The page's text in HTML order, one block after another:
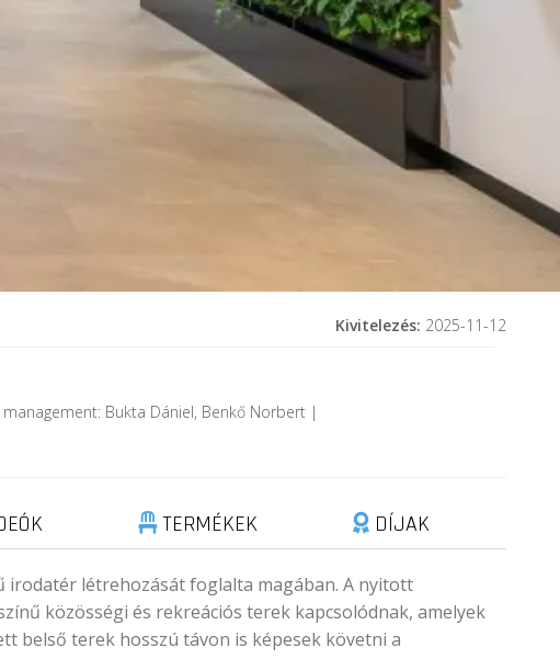
Kivitelezés: 2025-11-12
Bukta Dániel, Benkő Norbert |
TERMÉKEK DÍJAK
irodatér létrehozását foglalta magában. A nyitott
közösségi és rekreációs terek kapcsolódnak, amelyek
belső terek hosszú távon is képesek követni a